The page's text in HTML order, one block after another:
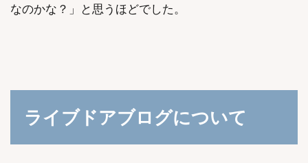
なのかな？」と思うほどでした。
ライブドアブログについて